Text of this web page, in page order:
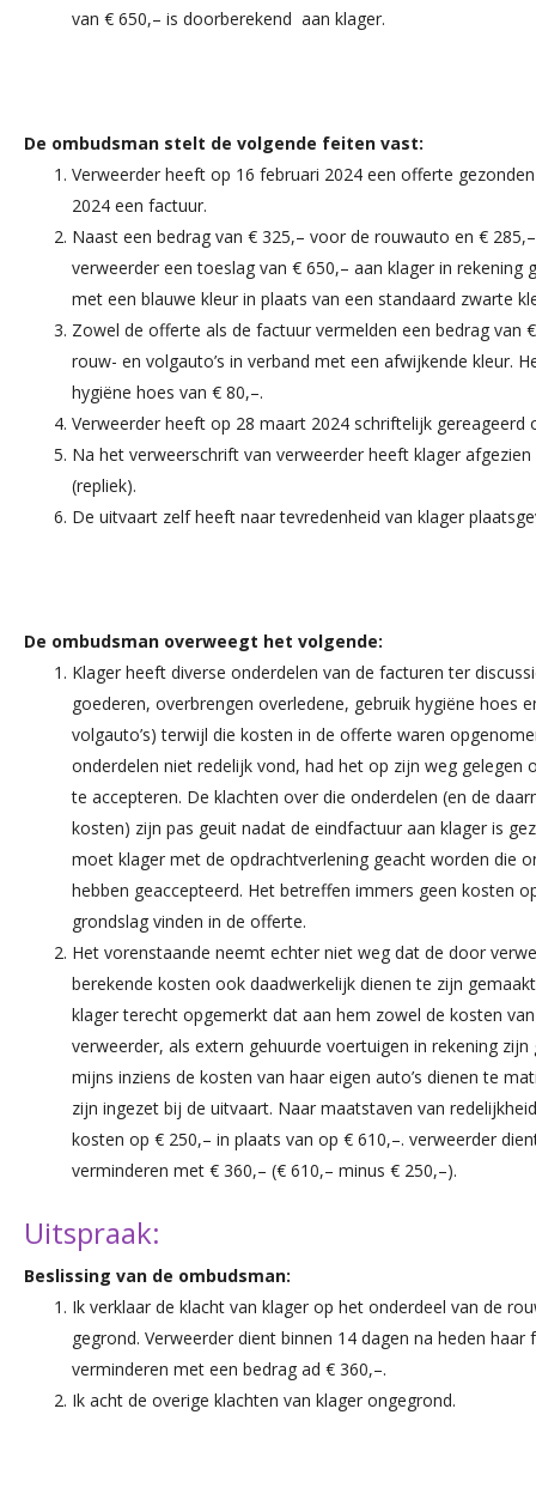
van € 650,– is doorberekend aan klager.
De ombudsman stelt de volgende feiten vast:
Verweerder heeft op 16 februari 2024 een offerte
2024 een factuur.
Naast een bedrag van € 325,– voor de rouwauto en €
verweerder een toeslag van € 650,– aan klager in rekening
met een blauwe kleur in plaats van een standaard zwarte
Zowel de offerte als de factuur vermelden een bedrag van
rouw- en volgauto’s in verband met een afwijkende kleur.
hygiëne hoes van € 80,–.
Verweerder heeft op 28 maart 2024 schriftelijk gereageerd
Na het verweerschrift van verweerder heeft klager
(repliek).
De uitvaart zelf heeft naar tevredenheid van klager
De ombudsman overweegt het volgende:
Klager heeft diverse onderdelen van de facturen ter
goederen, overbrengen overledene, gebruik hygiëne hoes
volgauto’s) terwijl die kosten in de offerte waren
onderdelen niet redelijk vond, had het op zijn weg gelegen
te accepteren. De klachten over die onderdelen (en de
kosten) zijn pas geuit nadat de eindfactuur aan klager is
moet klager met de opdrachtverlening geacht worden die
hebben geaccepteerd. Het betreffen immers geen kosten
grondslag vinden in de offerte.
Het vorenstaande neemt echter niet weg dat de door
berekende kosten ook daadwerkelijk dienen te zijn
klager terecht opgemerkt dat aan hem zowel de kosten
verweerder, als extern gehuurde voertuigen in rekening
mijns inziens de kosten van haar eigen auto’s dienen te
zijn ingezet bij de uitvaart. Naar maatstaven van
kosten op € 250,– in plaats van op € 610,–. verweerder
verminderen met € 360,– (€ 610,– minus € 250,–).
Uitspraak:
Beslissing van de ombudsman:
Ik verklaar de klacht van klager op het onderdeel van de
gegrond. Verweerder dient binnen 14 dagen na heden haar
verminderen met een bedrag ad € 360,–.
Ik acht de overige klachten van klager ongegrond.